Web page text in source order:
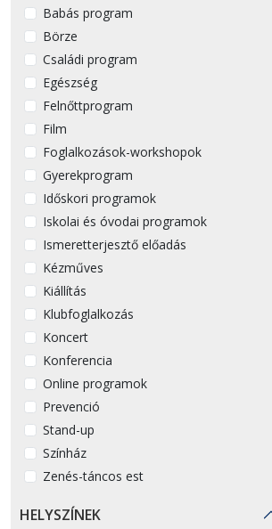
Babás program
Börze
Családi program
Egészség
Felnőttprogram
Film
Foglalkozások-workshopok
Gyerekprogram
Időskori programok
Iskolai és óvodai programok
Ismeretterjesztő előadás
Kézműves
Kiállítás
Klubfoglalkozás
Koncert
Konferencia
Online programok
Prevenció
Stand-up
Színház
Zenés-táncos est
HELYSZÍNEK